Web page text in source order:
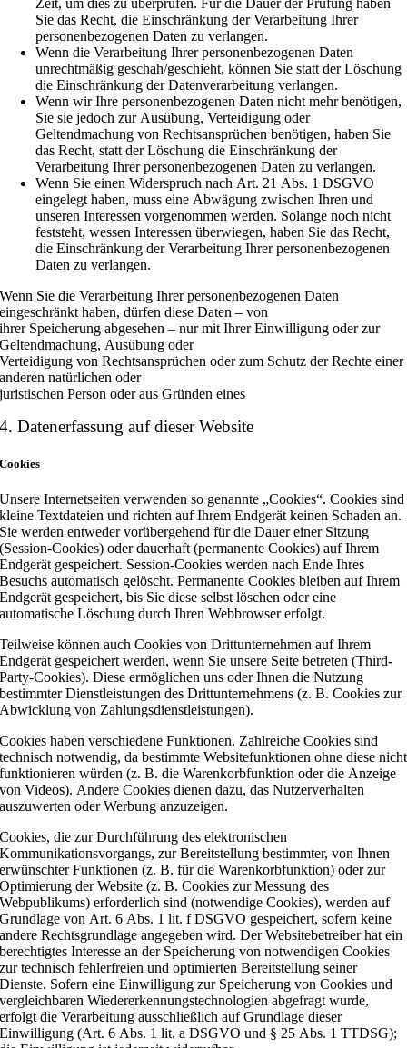
Zeit, um dies zu überprüfen. Für die Dauer der Prüfung haben
Sie das Recht, die Einschränkung der Verarbeitung Ihrer
personenbezogenen Daten zu verlangen.
Wenn die Verarbeitung Ihrer personenbezogenen Daten
unrechtmäßig geschah/geschieht, können Sie statt der Löschung
die Einschränkung der Datenverarbeitung verlangen.
Wenn wir Ihre personenbezogenen Daten nicht mehr benötigen,
Sie sie jedoch zur Ausübung, Verteidigung oder
Geltendmachung von Rechtsansprüchen benötigen, haben Sie
das Recht, statt der Löschung die Einschränkung der
Verarbeitung Ihrer personenbezogenen Daten zu verlangen.
Wenn Sie einen Widerspruch nach Art. 21 Abs. 1 DSGVO
eingelegt haben, muss eine Abwägung zwischen Ihren und
unseren Interessen vorgenommen werden. Solange noch nicht
feststeht, wessen Interessen überwiegen, haben Sie das Recht,
die Einschränkung der Verarbeitung Ihrer personenbezogenen
Daten zu verlangen.
Wenn Sie die Verarbeitung Ihrer personenbezogenen Daten
eingeschränkt haben, dürfen diese Daten – von
ihrer Speicherung abgesehen – nur mit Ihrer Einwilligung oder zur
Geltendmachung, Ausübung oder
Verteidigung von Rechtsansprüchen oder zum Schutz der Rechte einer
anderen natürlichen oder
juristischen Person oder aus Gründen eines
4. Datenerfassung auf dieser Website
Cookies
Unsere Internetseiten verwenden so genannte „Cookies“. Cookies sind
kleine Textdateien und richten auf Ihrem Endgerät keinen Schaden an.
Sie werden entweder vorübergehend für die Dauer einer Sitzung
(Session-Cookies) oder dauerhaft (permanente Cookies) auf Ihrem
Endgerät gespeichert. Session-Cookies werden nach Ende Ihres
Besuchs automatisch gelöscht. Permanente Cookies bleiben auf Ihrem
Endgerät gespeichert, bis Sie diese selbst löschen oder eine
automatische Löschung durch Ihren Webbrowser erfolgt.
Teilweise können auch Cookies von Drittunternehmen auf Ihrem
Endgerät gespeichert werden, wenn Sie unsere Seite betreten (Third-
Party-Cookies). Diese ermöglichen uns oder Ihnen die Nutzung
bestimmter Dienstleistungen des Drittunternehmens (z. B. Cookies zur
Abwicklung von Zahlungsdienstleistungen).
Cookies haben verschiedene Funktionen. Zahlreiche Cookies sind
technisch notwendig, da bestimmte Websitefunktionen ohne diese nicht
funktionieren würden (z. B. die Warenkorbfunktion oder die Anzeige
von Videos). Andere Cookies dienen dazu, das Nutzerverhalten
auszuwerten oder Werbung anzuzeigen.
Cookies, die zur Durchführung des elektronischen
Kommunikationsvorgangs, zur Bereitstellung bestimmter, von Ihnen
erwünschter Funktionen (z. B. für die Warenkorbfunktion) oder zur
Optimierung der Website (z. B. Cookies zur Messung des
Webpublikums) erforderlich sind (notwendige Cookies), werden auf
Grundlage von Art. 6 Abs. 1 lit. f DSGVO gespeichert, sofern keine
andere Rechtsgrundlage angegeben wird. Der Websitebetreiber hat ein
berechtigtes Interesse an der Speicherung von notwendigen Cookies
zur technisch fehlerfreien und optimierten Bereitstellung seiner
Dienste. Sofern eine Einwilligung zur Speicherung von Cookies und
vergleichbaren Wiedererkennungstechnologien abgefragt wurde,
erfolgt die Verarbeitung ausschließlich auf Grundlage dieser
Einwilligung (Art. 6 Abs. 1 lit. a DSGVO und § 25 Abs. 1 TTDSG);